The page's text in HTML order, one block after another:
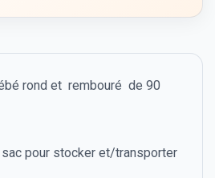
rond et rembouré de 90
pour stocker et/transporter